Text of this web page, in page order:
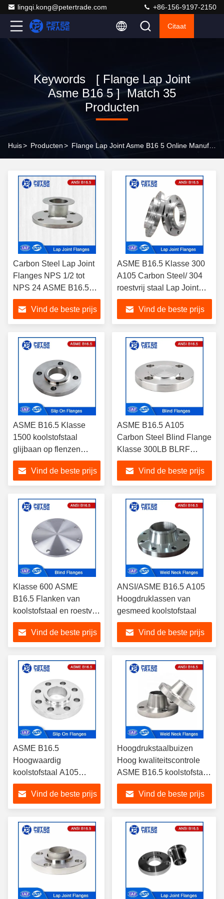
lingqi.kong@petertrade.com +86-156-9197-2150
Citaat
Keywords [ Flange Lap Joint
Asme B16 5 ] Match 35
Producten
Huis> Producten>
Carbon Steel Lap Joint
Flanges NPS 1/2 tot
NPS 24 ASME B16.5
LJRF 1500LB in hoge
druk industriële
omgeving
Vind de beste prijs
ASME B16.5 Klasse 300
A105 Carbon Steel/ 304
roestvrij staal Lap Joint
Flange Lifted Face LJRF
Vind de beste prijs
ASME B16.5 Klasse
1500 koolstofstaal
glijbaan op flenzen
opgeheven gezicht
A105 SORF voor de
olie- en gasindustrie
Vind de beste prijs
ASME B16.5 A105
Carbon Steel Blind Flange
Klasse 300LB BLRF
Geheven gezicht voor de
chemische industrie
Vind de beste prijs
Klasse 600 ASME
B16.5 Flanken van
koolstofstaal en roestvrij
staal Blinde flanken RF
NPS 1/2 tot 24 voor olie-
en gasleidingen
Vind de beste prijs
ANSI/ASME B16.5 A105
Hoogdruklassen van
gesmeed koolstofstaal
Vind de beste prijs
ASME B16.5
Hoogwaardig
koolstofstaal A105
gesmeed slip on flange
klasse 300LB RF FF
voor de olie- en
gasindustrie
Vind de beste prijs
Hoogdrukstaalbuizen
Hoog kwaliteitscontrole
ASME B16.5 koolstofstaal
opgeheven gesigssweis
hals klasse 900LB WNRF
Vind de beste prijs